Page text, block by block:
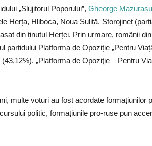
„Slujitorul Poporului”, Gheorge
Herța, Hliboca, Noua Suliță, Storojineț
din ținutul Herței. Prin urmare, românii
Platforma de Opoziție „Pentru
„Platforma de Opoziţie – Pentru
multe voturi au fost acordate
politic, formațiunile pro-ruse pun